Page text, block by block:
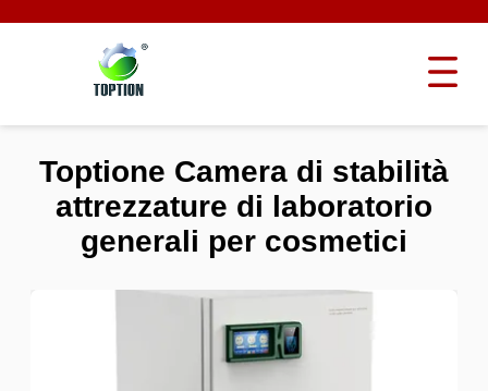
Toptione Camera di stabilità
attrezzature di laboratorio
generali per cosmetici